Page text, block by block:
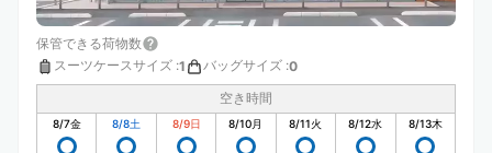
保管できる荷物数
スーツケースサイズ :1 バッグサイズ :0
空き時間
8/7金 8/8土 8/9日 8/10月 8/11火 8/12水 8/13木